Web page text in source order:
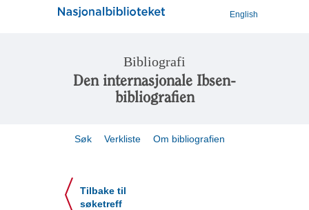
English
Bibliografi
Den internasjonale Ibsen-
bibliografien
Søk Verkliste Om bibliografien
Tilbake til
søketreff